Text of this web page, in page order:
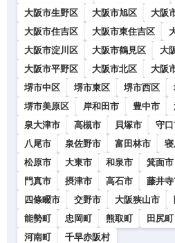
大阪市生野区
大阪市旭区 大阪
大阪市住吉区
大阪市東住吉区
大阪市淀川区
大阪市鶴見区
大
大阪市平野区
大阪市北区 大阪
堺市中区
堺市東区 堺市西区
堺市美原区
岸和田市 豊中市
泉大津市
高槻市 貝塚市 守
八尾市
泉佐野市 富田林市
松原市
大東市 和泉市 箕面市
門真市
摂津市 高石市 藤井
四條畷市
交野市 大阪狭山市
能勢町
忠岡町 熊取町 田尻町
河南町
千早赤阪村